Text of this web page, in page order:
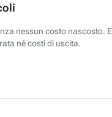
nessun costo nascosto.
né costi di uscita.